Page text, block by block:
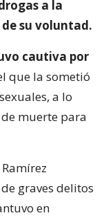
a la
su voluntad.
cautiva por
que la sometió
a lo
muerte para
graves delitos
en